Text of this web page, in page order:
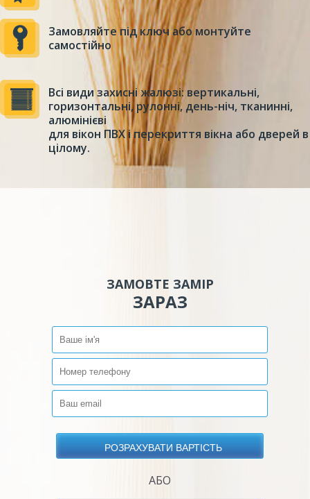
Замовляйте під ключ або монтуйте
самостійно
Всі види захисні жалюзі: вертикальні,
горизонтальні, рулонні, день-ніч, тканинні,
алюмінієві
для вікон ПВХ і перекриття вікна або дверей в
цілому.
ЗАМОВТЕ ЗАМІР
ЗАРАЗ
АБО